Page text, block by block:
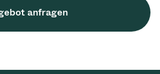
anfragen